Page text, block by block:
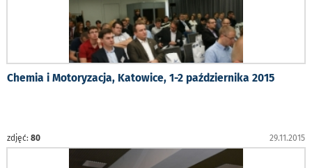
Chemia i Motoryzacja, Katowice, 1-2 października 2015
zdjęć: 80 29.11.2015